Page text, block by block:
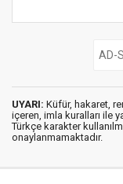
UYARI: Küfür, hakaret,
içeren, imla kuralları ile
Türkçe karakter
onaylanmamaktadır.